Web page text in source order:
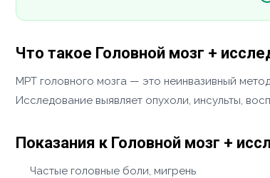
Что такое Головной мозг +
МРТ головного мозга — это неинвазивный
Исследование выявляет опухоли, инсульты,
Показания к Головной мозг +
Частые головные боли, мигрень